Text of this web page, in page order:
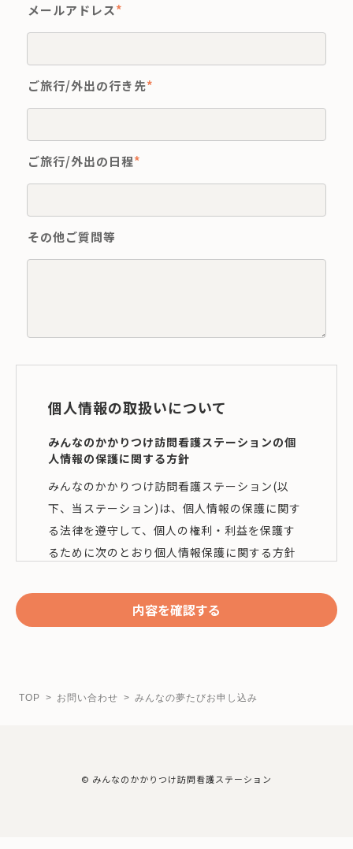
メールアドレス*
ご旅行/外出の行き先*
ご旅行/外出の日程*
その他ご質問等
個人情報の取扱いについて
みんなのかかりつけ訪問看護ステーションの個
人情報の保護に関する方針
みんなのかかりつけ訪問看護ステーション(以
下、当ステーション)は、個人情報の保護に関す
る法律を遵守して、個人の権利・利益を保護す
るために次のとおり個人情報保護に関する方針
1.法令・規範の遵守
2.情報管理に係る安全対策の実施
一問題が発生した場合には速やかに対処しま
TOP お問い合わせ みんなの夢たびお申し込み
© みんなのかかりつけ訪問看護ステーション